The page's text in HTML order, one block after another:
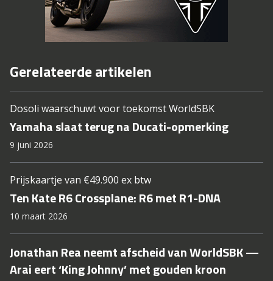
Gerelateerde artikelen
Dosoli waarschuwt voor toekomst WorldSBK
Yamaha slaat terug na Ducati-opmerking
9 juni 2026
Prijskaartje van €49.900 ex btw
Ten Kate R6 Crossplane: R6 met R1-DNA
10 maart 2026
Jonathan Rea neemt afscheid van WorldSBK —
Arai eert ‘King Johnny’ met gouden kroon